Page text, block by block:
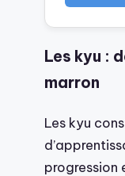
Les kyu :
marron
Les kyu
progression